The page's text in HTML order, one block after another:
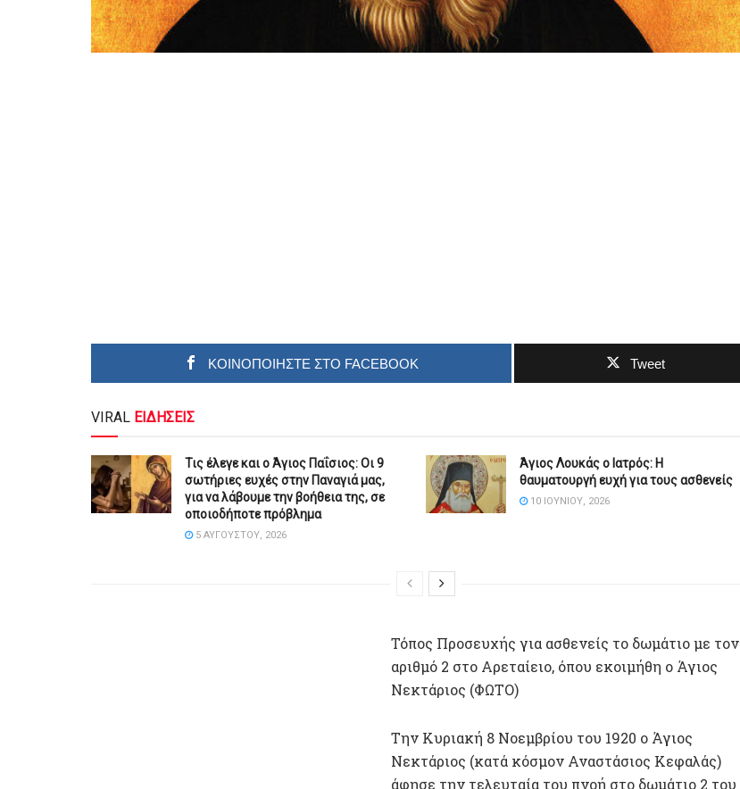
ΚΟΙΝΟΠΟΙΗΣΤΕ ΣΤΟ FACEBOOK Tweet
VIRAL ΕΙΔΗΣΕΙΣ
Τις έλεγε και ο Άγιος Παΐσιος: Οι 9
σωτήριες ευχές στην Παναγιά μας,
για να λάβουμε την βοήθεια της, σε
οποιοδήποτε πρόβλημα
5 ΑΥΓΟΎΣΤΟΥ, 2026
Άγιος Λουκάς ο Ιατρός: Η
θαυματουργή ευχή για τους ασθενείς
10 ΙΟΥΝΊΟΥ, 2026
Τόπος Προσευχής για ασθενείς το δωμάτιο με τον
αριθμό 2 στο Αρεταίειο, όπου εκοιμήθη ο Άγιος
Νεκτάριος (ΦΩΤΟ)
Την Κυριακή 8 Νοεμβρίου του 1920 ο Άγιος
Νεκτάριος (κατά κόσμον Αναστάσιος Κεφαλάς)
άφησε την τελευταία του πνοή στο δωμάτιο 2 του